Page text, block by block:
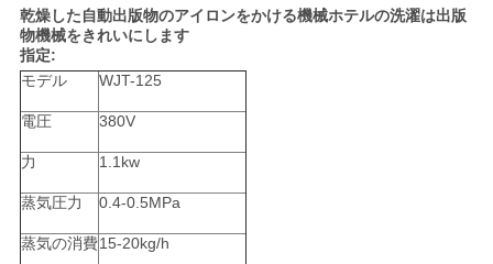
達
に
連
絡
し
な
乾燥した自動出版物のアイロンをかける機械ホテルの洗濯は出版
物機械をきれいにします
指定:
モデル
WJT-125
電圧 380V
力 1.1kw
蒸気圧力 0.4-0.5MPa
蒸気の消費15-20kg/h